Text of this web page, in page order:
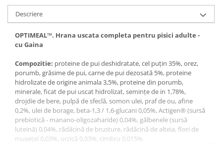
Descriere
OPTIMEAL™. Hrana uscata completa pentru pisici adulte -
cu Gaina
Compozitie: proteine ​​de pui deshidratate, cel puțin 35%, orez,
porumb, grăsime de pui, carne de pui dezosată 5%, proteine ​​
hidrolizate de origine animala 3,5%, proteine ​​din porumb,
minerale, ficat de pui uscat hidrolizat, semințe de in 1,78%,
drojdie de bere, pulpă de sfeclă, somon ulei, praf de ou, afine
0,2%, ulei de borage, beta-1,3 / 1,6-glucani 0,05%, Actigen® (sursă
prebiotică - manano-oligozaharide) 0,04%, gălbenele (sursă
luteină) 0,04%, rădăcină de brusture, rădăcină de alteia, flori de
mușețel 0,03%, urzică 0,03%, cimbru 0,015%.